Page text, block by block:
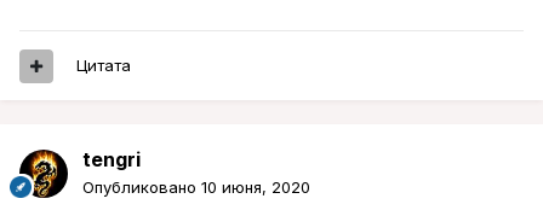
Цитата
tengri
Опубликовано 10 июня, 2020